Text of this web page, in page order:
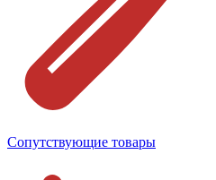
Сопутствующие товары